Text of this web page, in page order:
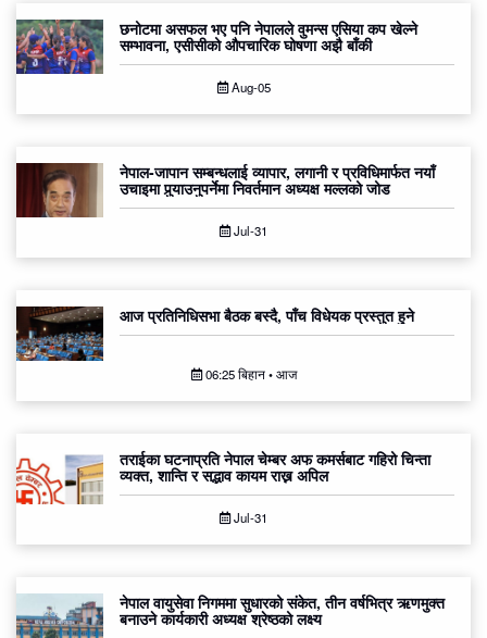
छनोटमा असफल भए पनि नेपालले वुमन्स एसिया कप खेल्ने
सम्भावना, एसीसीको औपचारिक घोषणा अझै बाँकी
Aug-05
नेपाल-जापान सम्बन्धलाई व्यापार, लगानी र प्रविधिमार्फत नयाँ
उचाइमा पुर्‍याउनुपर्नेमा निवर्तमान अध्यक्ष मल्लको जोड
Jul-31
आज प्रतिनिधिसभा बैठक बस्दै, पाँच विधेयक प्रस्तुत हुने
06:25 बिहान • आज
तराईका घटनाप्रति नेपाल चेम्बर अफ कमर्सबाट गहिरो चिन्ता
व्यक्त, शान्ति र सद्भाव कायम राख्न अपिल
Jul-31
नेपाल वायुसेवा निगममा सुधारको संकेत, तीन वर्षभित्र ऋणमुक्त
बनाउने कार्यकारी अध्यक्ष श्रेष्ठको लक्ष्य